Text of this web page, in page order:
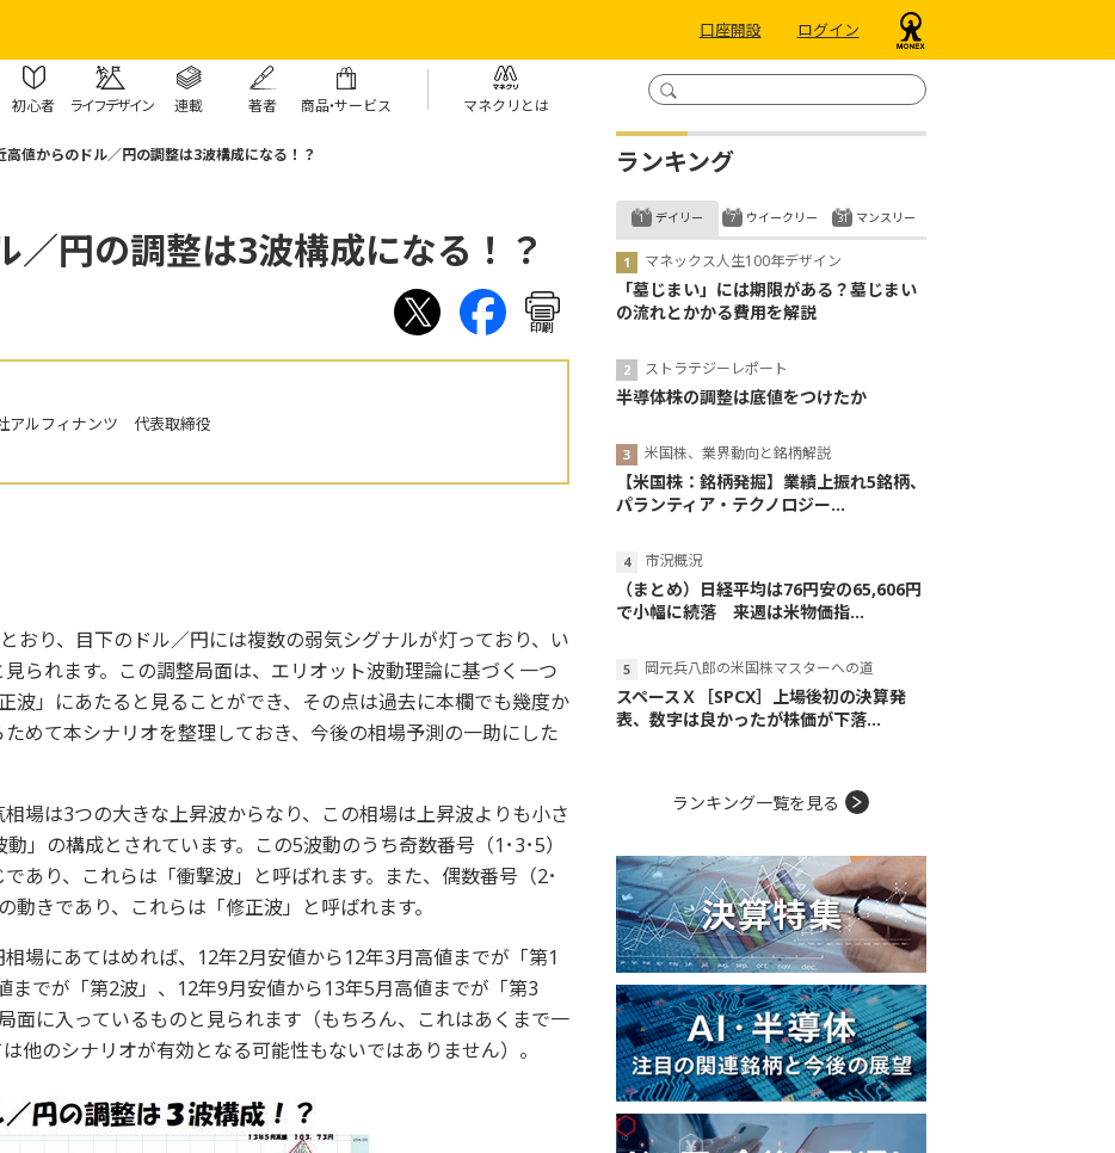
口座開設 ログイン
初心者 ライフデザイン 連載 著者 商品・サービス マネクリとは
高値からのドル／円の調整は3波構成になる！？
／円の調整は3波構成になる！？
印刷
アルフィナンツ 代表取締役
おり、目下のドル／円には複数の弱気シグナルが灯っており、い
られます。この調整局面は、エリオット波動理論に基づく一つ
波」にあたると見ることができ、その点は過去に本欄でも幾度か
めて本シナリオを整理しておき、今後の相場予測の一助にした
場は3つの大きな上昇波からなり、この相場は上昇波よりも小さ
」の構成とされています。この5波動のうち奇数番号（1･3･5）
あり、これらは「衝撃波」と呼ばれます。また、偶数番号（2･
きであり、これらは「修正波」と呼ばれます。
場にあてはめれば、12年2月安値から12年3月高値までが「第1
までが「第2波」、12年9月安値から13年5月高値までが「第3
面に入っているものと見られます（もちろん、これはあくまで一
他のシナリオが有効となる可能性もないではありません）。
ランキング
デイリー
マネックス人生100年デザイン
「墓じまい」には期限がある？墓じまい
の流れとかかる費用を解説
ストラテジーレポート
半導体株の調整は底値をつけたか
米国株、業界動向と銘柄解説
【米国株：銘柄発掘】業績上振れ5銘柄、
パランティア・テクノロジー...
市況概況
（まとめ）日経平均は76円安の65,606円
で小幅に続落 来週は米物価指...
岡元兵八郎の米国株マスターへの道
スペースＸ［SPCX］上場後初の決算発
表、数字は良かったが株価が下落...
ウイークリー マンスリー
ランキング一覧を見る